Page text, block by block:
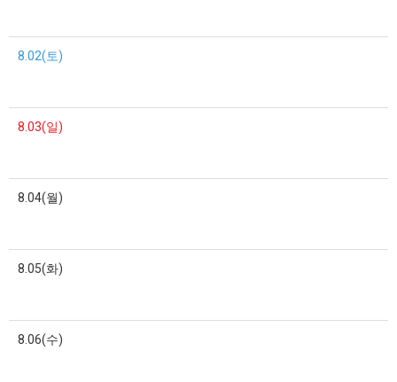
8.02(토)
8.03(일)
8.04(월)
8.05(화)
8.06(수)